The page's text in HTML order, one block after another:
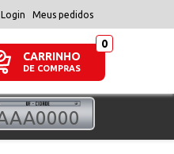
Login Meus pedidos
CARRINHO
DE COMPRAS